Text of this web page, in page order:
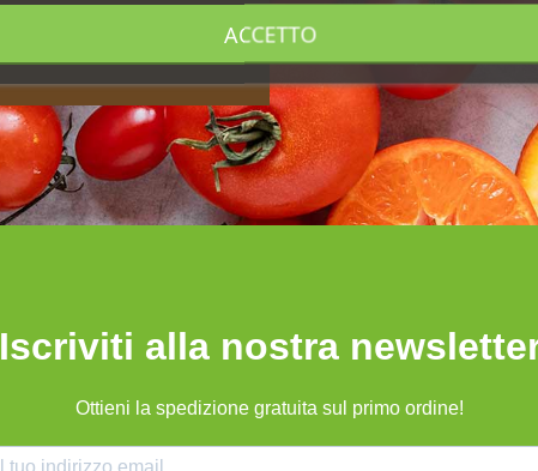
Iscriviti alla nostra
Ottieni la spedizione gratuita sul primo ordine!
ACCETTO